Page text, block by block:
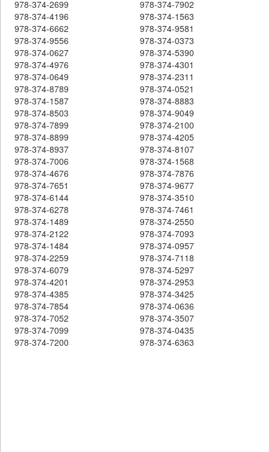
978-374-2699
978-374-7902
978-374-4196
978-374-1563
978-374-6662
978-374-9581
978-374-9556
978-374-0373
978-374-0627
978-374-5390
978-374-4976
978-374-4301
978-374-0649
978-374-2311
978-374-8789
978-374-0521
978-374-1587
978-374-8883
978-374-8503
978-374-9049
978-374-7899
978-374-2100
978-374-8899
978-374-4205
978-374-8937
978-374-8107
978-374-7006
978-374-1568
978-374-4676
978-374-7876
978-374-7651
978-374-9677
978-374-6144
978-374-3510
978-374-6278
978-374-7461
978-374-1489
978-374-2550
978-374-2122
978-374-7093
978-374-1484
978-374-0957
978-374-2259
978-374-7118
978-374-6079
978-374-5297
978-374-4201
978-374-2953
978-374-4385
978-374-3425
978-374-7854
978-374-0636
978-374-7052
978-374-3507
978-374-7099
978-374-0435
978-374-7200
978-374-6363